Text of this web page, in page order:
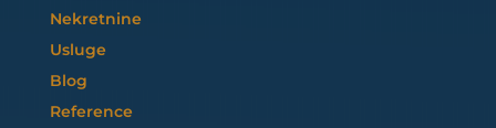
Nekretnine
Usluge
Blog
Reference